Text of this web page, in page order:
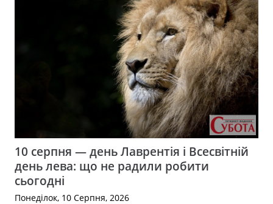
10 серпня — день Лаврентія і Всесвітній
день лева: що не радили робити
сьогодні
Понеділок, 10 Серпня, 2026